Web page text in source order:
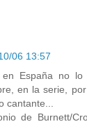
06 13:57
en España no
en la serie,
cantante...
de Burnett/